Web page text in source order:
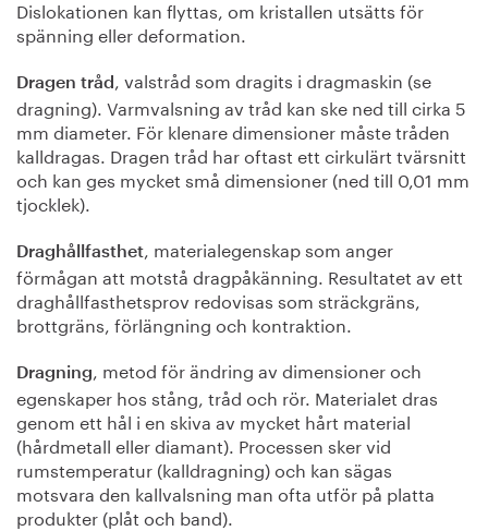
Dislokationen kan flyttas, om kristallen utsätts för
spänning eller deformation.
Dragen tråd , valstråd som dragits i dragmaskin (se
dragning). Varmvalsning av tråd kan ske ned till cirka 5
mm diameter. För klenare dimensioner måste tråden
kalldragas. Dragen tråd har oftast ett cirkulärt tvärsnitt
och kan ges mycket små dimensioner (ned till 0,01 mm
tjocklek).
Draghållfasthet, materialegenskap som anger
förmågan att motstå dragpåkänning. Resultatet av ett
draghållfasthetsprov redovisas som sträckgräns,
brottgräns, förlängning och kontraktion.
Dragning, metod för ändring av dimensioner och
egenskaper hos stång, tråd och rör. Materialet dras
genom ett hål i en skiva av mycket hårt material
(hårdmetall eller diamant). Processen sker vid
rumstemperatur (kalldragning) och kan sägas
motsvara den kallvalsning man ofta utför på platta
produkter (plåt och band).